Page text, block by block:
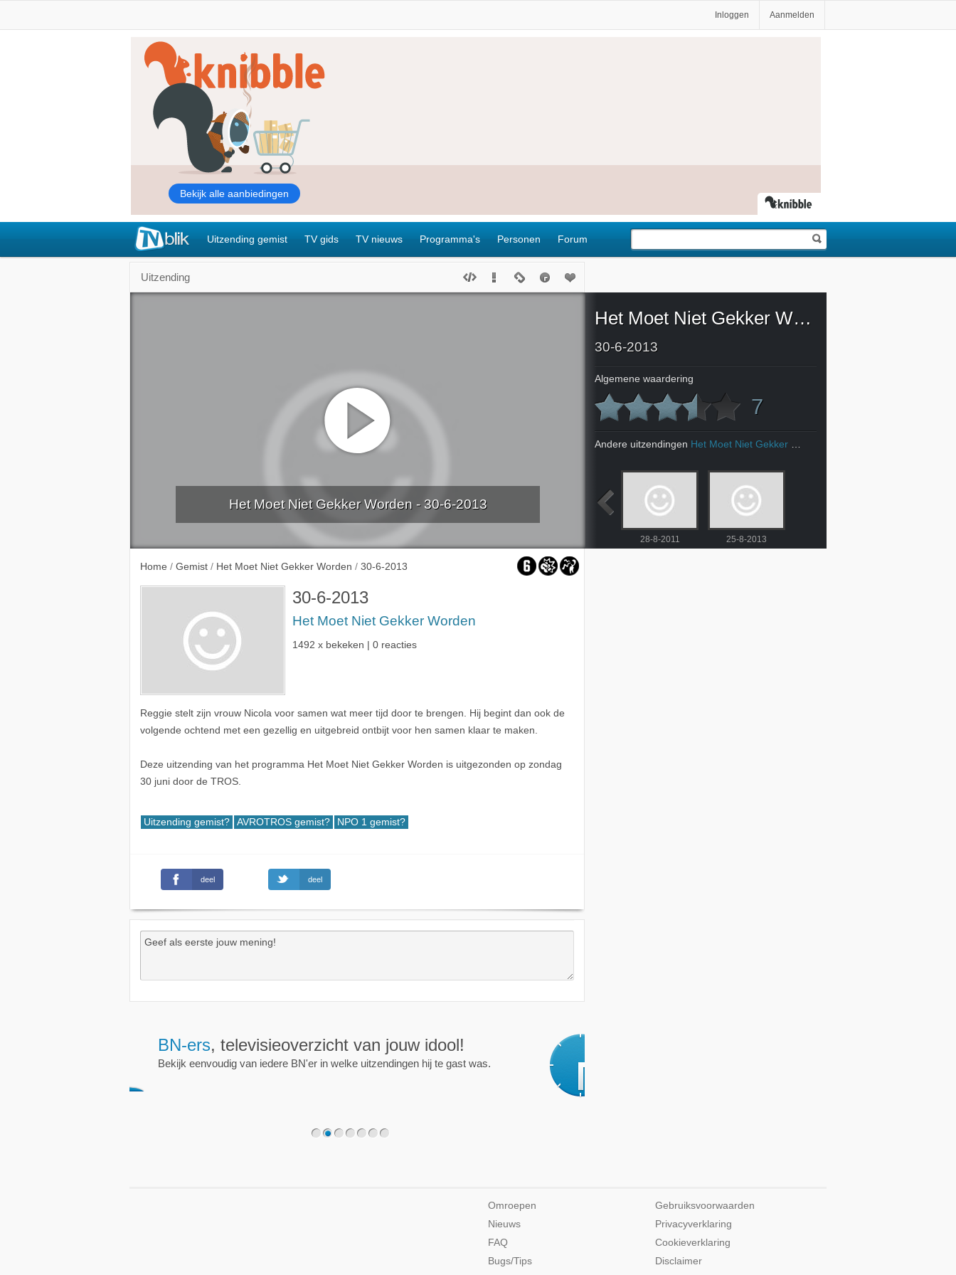
Inloggen Aanmelden
Uitzending gemist TV gids TV nieuws Programma's Personen Forum
Uitzending
Het Moet Niet Gekker Worden - 30-6-2013
Home / Gemist / Het Moet Niet Gekker Worden / 30-6-2013
30-6-2013
Het Moet Niet Gekker Worden
1492 x bekeken | 0 reacties
Reggie stelt zijn vrouw Nicola voor samen wat meer tijd door te brengen. Hij begint dan ook de
volgende ochtend met een gezellig en uitgebreid ontbijt voor hen samen klaar te maken.
Deze uitzending van het programma Het Moet Niet Gekker Worden is uitgezonden op zondag
30 juni door de TROS.
Uitzending gemist? AVROTROS gemist? NPO 1 gemist?
deel deel
Het Moet Niet Gekker Worden
30-6-2013
Algemene waardering
7
Andere uitzendingen Het Moet Niet Gekker Worden
28-8-2011 25-8-2013
Wekkers, altijd op de hoogte!
Zet een wekker op een programma of persoon en je krijgt een mailtje als er een
Omroepen
Nieuws
FAQ
Bugs/Tips
Gebruiksvoorwaarden
Privacyverklaring
Cookieverklaring
Disclaimer